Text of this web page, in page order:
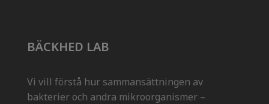
BÄCKHED LAB
Vi vill förstå hur sammansättningen av
bakterier och andra mikroorganismer –